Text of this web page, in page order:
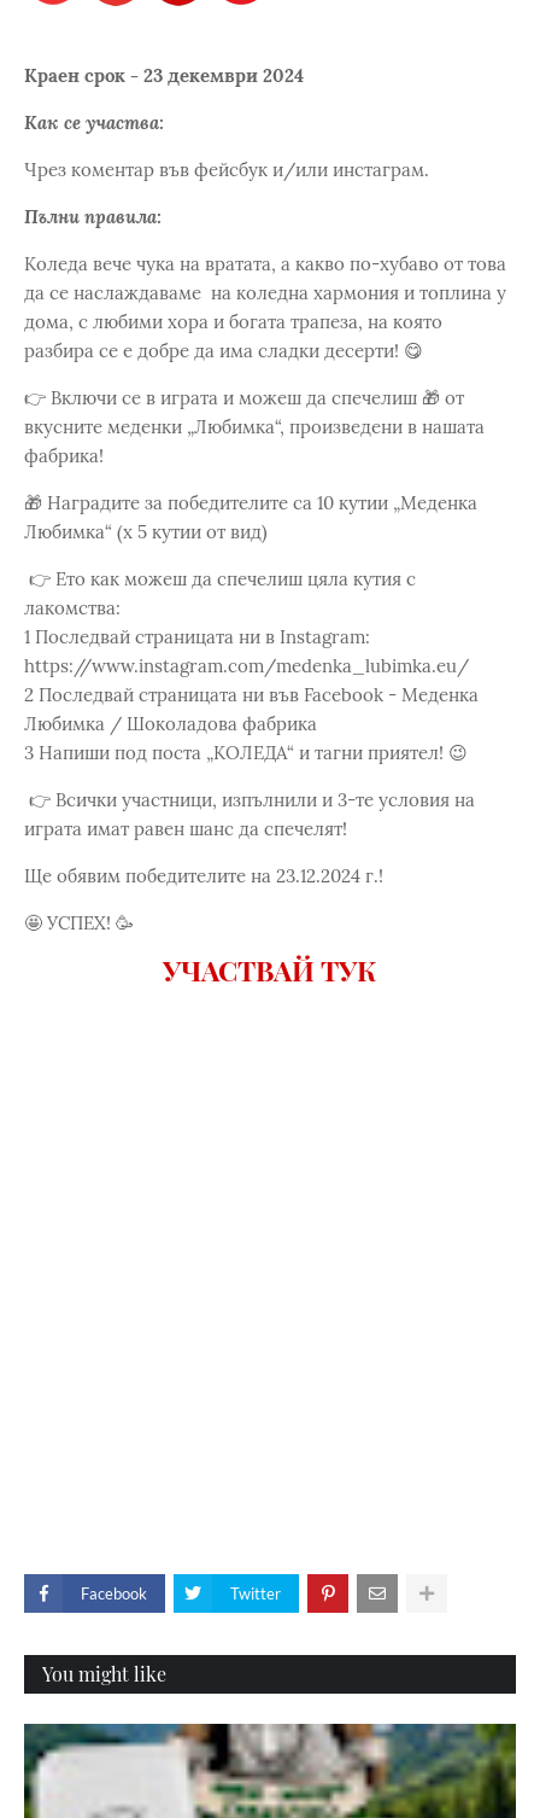
Краен срок - 23 декември 2024
Как се участва:
Чрез коментар във фейсбук и/или инстаграм.
Пълни правила:
Коледа вече чука на вратата, а какво по-хубаво от това
да се наслаждаваме на коледна хармония и топлина у
дома, с любими хора и богата трапеза, на която
разбира се е добре да има сладки десерти! 😋
👉 Включи се в играта и можеш да спечелиш 🎁 от
вкусните меденки „Любимка“, произведени в нашата
фабрика!
🎁 Наградите за победителите са 10 кутии „Меденка
Любимка“ (x 5 кутии от вид)
👉 Ето как можеш да спечелиш цяла кутия с
лакомства:
1️ Последвай страницата ни в Instagram:
https://www.instagram.com/medenka_lubimka.eu/
2️ Последвай страницата ни във Facebook - Меденка
Любимка / Шоколадова фабрика
3️ Напиши под поста „КОЛЕДА“ и тагни приятел! 😉
👉 Всички участници, изпълнили и 3-те условия на
играта имат равен шанс да спечелят!
Ще обявим победителите на 23.12.2024 г.!
🤩 УСПЕХ! 🥳
УЧАСТВАЙ ТУК
Facebook Twitter
You might like